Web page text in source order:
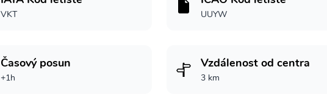
VKT UUYW
Časový posun
+1h
Vzdálenost od centra
3 km